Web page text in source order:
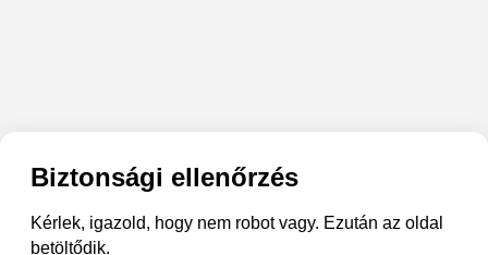
Biztonsági ellenőrzés
Kérlek, igazold, hogy nem robot vagy. Ezután az oldal
betöltődik.